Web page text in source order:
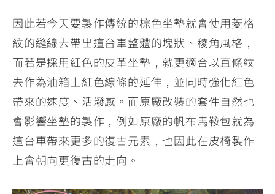
因此若今天要製作傳統的棕色坐墊就會使用菱格
紋的縫線去帶出這台車整體的塊狀、稜角風格，
而若是採用紅色的皮革坐墊，就更適合以直條紋
去作為油箱上紅色線條的延伸，並同時強化紅色
帶來的速度、活潑感。而原廠改裝的套件自然也
會影響坐墊的製作，例如原廠的帆布馬鞍包就為
這台車帶來更多的復古元素，也因此在皮椅製作
上會朝向更復古的走向。